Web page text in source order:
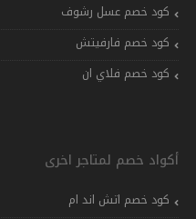
كود خصم عسل رشوف
كود خصم فارفيتش
كود خصم فلاي ان
أكواد خصم لمتاجر اخرى
كود خصم اتش اند ام